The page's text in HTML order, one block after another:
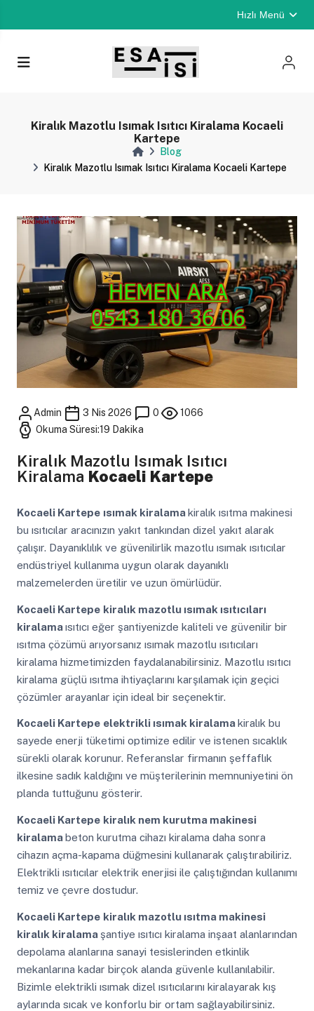
Hızlı Menü
Kiralık Mazotlu Isımak Isıtıcı Kiralama Kocaeli
Kartepe
Blog
Kiralık Mazotlu Isımak Isıtıcı Kiralama Kocaeli Kartepe
Admin 3 Nis 2026 0
1066
Okuma Süresi:19 Dakika
Kiralık Mazotlu Isımak Isıtıcı
Kiralama Kocaeli Kartepe
Kocaeli Kartepe ısımak kiralamakiralık ısıtma makinesi
bu ısıtıcılar aracınızın yakıt tankından dizel yakıt alarak
çalışır. Dayanıklılık ve güvenilirlik mazotlu ısımak ısıtıcılar
endüstriyel kullanıma uygun olarak dayanıklı
malzemelerden üretilir ve uzun ömürlüdür.
Kocaeli Kartepe kiralık mazotlu ısımak ısıtıcıları
kiralamaısıtıcı eğer şantiyenizde kaliteli ve güvenilir bir
ısıtma çözümü arıyorsanız ısımak mazotlu ısıtıcıları
kiralama hizmetimizden faydalanabilirsiniz. Mazotlu ısıtıcı
kiralama güçlü ısıtma ihtiyaçlarını karşılamak için geçici
çözümler arayanlar için ideal bir seçenektir.
Kocaeli Kartepe elektrikli ısımak kiralamakiralık bu
sayede enerji tüketimi optimize edilir ve istenen sıcaklık
sürekli olarak korunur. Referanslar firmanın şeffaflık
ilkesine sadık kaldığını ve müşterilerinin memnuniyetini ön
planda tuttuğunu gösterir.
Kocaeli Kartepe kiralık nem kurutma makinesi
kiralamabeton kurutma cihazı kiralama daha sonra
cihazın açma-kapama düğmesini kullanarak çalıştırabiliriz.
Elektrikli ısıtıcılar elektrik enerjisi ile çalıştığından kullanımı
temiz ve çevre dostudur.
Kocaeli Kartepe kiralık mazotlu ısıtma makinesi
kiralık kiralama şantiye ısıtıcı kiralama inşaat alanlarından
depolama alanlarına sanayi tesislerinden etkinlik
mekanlarına kadar birçok alanda güvenle kullanılabilir.
Bizimle elektrikli ısımak dizel ısıtıcılarını kiralayarak kış
aylarında sıcak ve konforlu bir ortam sağlayabilirsiniz.